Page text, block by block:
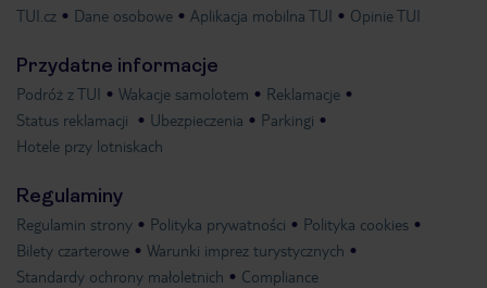
TUI.cz
Dane osobowe Aplikacja mobilna TUI Opinie TUI
Przydatne informacje
Podróż z TUI Wakacje samolotem
Reklamacje
Status reklamacji
Ubezpieczenia
Parkingi
Hotele przy lotniskach
Regulaminy
Regulamin strony Polityka prywatności
Polityka cookies
Bilety czarterowe
Warunki imprez turystycznych
Standardy ochrony małoletnich
Compliance